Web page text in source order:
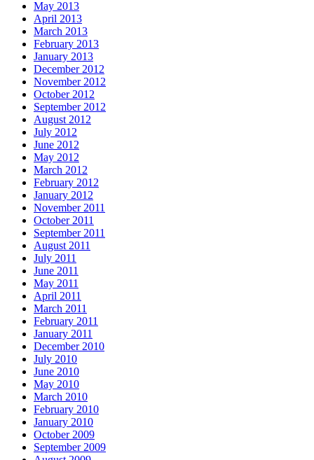
May 2013
April 2013
March 2013
February 2013
January 2013
December 2012
November 2012
October 2012
September 2012
August 2012
July 2012
June 2012
May 2012
March 2012
February 2012
January 2012
November 2011
October 2011
September 2011
August 2011
July 2011
June 2011
May 2011
April 2011
March 2011
February 2011
January 2011
December 2010
July 2010
June 2010
May 2010
March 2010
February 2010
January 2010
October 2009
September 2009